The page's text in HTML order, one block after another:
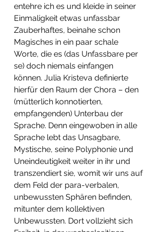
entehre ich es und kleide in seiner
Einmaligkeit etwas unfassbar
Zauberhaftes, beinahe schon
Magisches in ein paar schale
Worte, die es (das Unfassbare per
se) doch niemals einfangen
können. Julia Kristeva definierte
hierfür den Raum der Chora – den
(mütterlich konnotierten,
empfangenden) Unterbau der
Sprache. Denn eingewoben in alle
Sprache lebt das Unsagbare,
Mystische, seine Polyphonie und
Uneindeutigkeit weiter in ihr und
transzendiert sie, womit wir uns auf
dem Feld der para-verbalen,
unbewussten Sphären befinden,
mitunter dem kollektiven
Unbewussten. Dort vollzieht sich